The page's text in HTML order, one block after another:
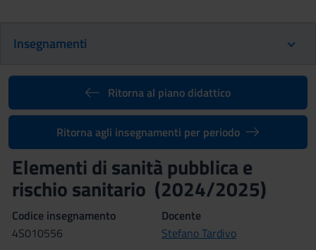
Insegnamenti
Ritorna al piano didattico
Ritorna agli insegnamenti per periodo
Elementi di sanità pubblica e
rischio sanitario (2024/2025)
Codice insegnamento
4S010556
Docente
Stefano Tardivo